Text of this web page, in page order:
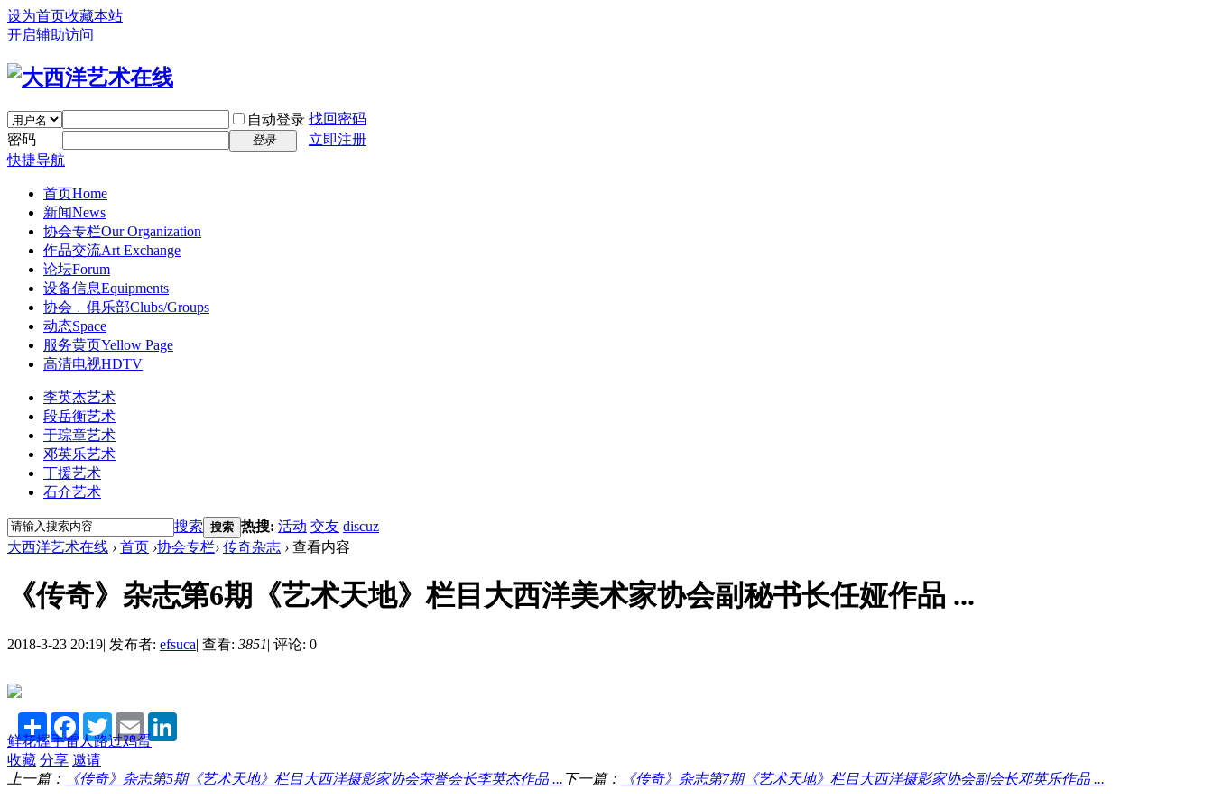
设为首页收藏本站
开启辅助访问
自动登录 找回密码
密码
登录
立即注册
快捷导航
首页Home
新闻News
协会专栏Our Organization
作品交流Art Exchange
论坛Forum
设备信息Equipments
协会﹒俱乐部Clubs/Groups
动态Space
服务黄页Yellow Page
高清电视HDTV
李英杰艺术
段岳衡艺术
于琮章艺术
邓英乐艺术
丁援艺术
石介艺术
搜索 搜索 热搜: 活动 交友 discuz
大西洋艺术在线 › 首页 ›协会专栏› 传奇杂志 › 查看内容
《传奇》杂志第6期《艺术天地》栏目大西洋美术家协会副秘书长任娅作品 ...
2018-3-23 20:19| 发布者: efsuca| 查看: 3851| 评论: 0
Share Facebook
TwitterEmail
鲜花握手雷人路过鸡蛋
收藏 分享 邀请
上一篇：
《传奇》杂志第5期《艺术天地》栏目大西洋摄影家协会荣誉会长李英杰作品 ... 下一篇： 《传奇》杂志第7期《艺术天地》栏目大西洋摄影家协会副会长邓英乐作品 ...